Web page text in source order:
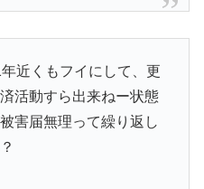
近くもフイにして、更
活動すら出来ねー状態
害届無理って繰り返し